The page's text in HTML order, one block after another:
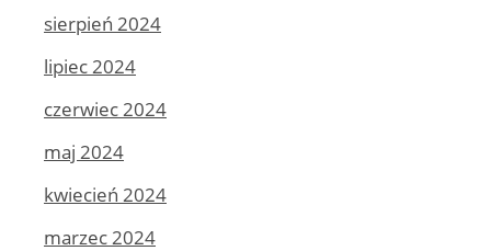
sierpień 2024
lipiec 2024
czerwiec 2024
maj 2024
kwiecień 2024
marzec 2024